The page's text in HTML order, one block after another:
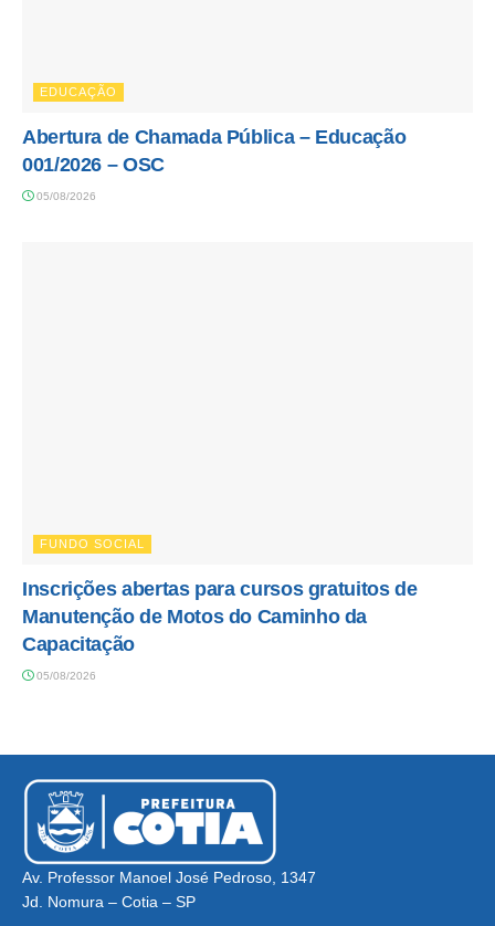
EDUCAÇÃO
Abertura de Chamada Pública – Educação
001/2026 – OSC
05/08/2026
FUNDO SOCIAL
Inscrições abertas para cursos gratuitos de
Manutenção de Motos do Caminho da
Capacitação
05/08/2026
Av. Professor Manoel José Pedroso, 1347
Jd. Nomura – Cotia – SP